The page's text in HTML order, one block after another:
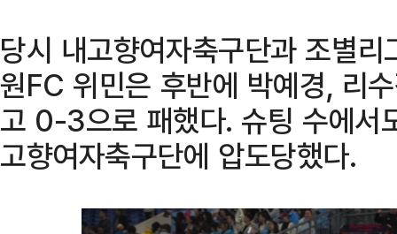
당시 내고향여자축구단과 조별
원FC 위민은 후반에 박예경, 리
고 0-3으로 패했다. 슈팅 수에
고향여자축구단에 압도당했다.